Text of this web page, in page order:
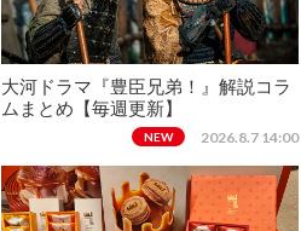
大河ドラマ『豊臣兄弟！』解説コラ
ムまとめ【毎週更新】
NEW 2026.8.7 14:00